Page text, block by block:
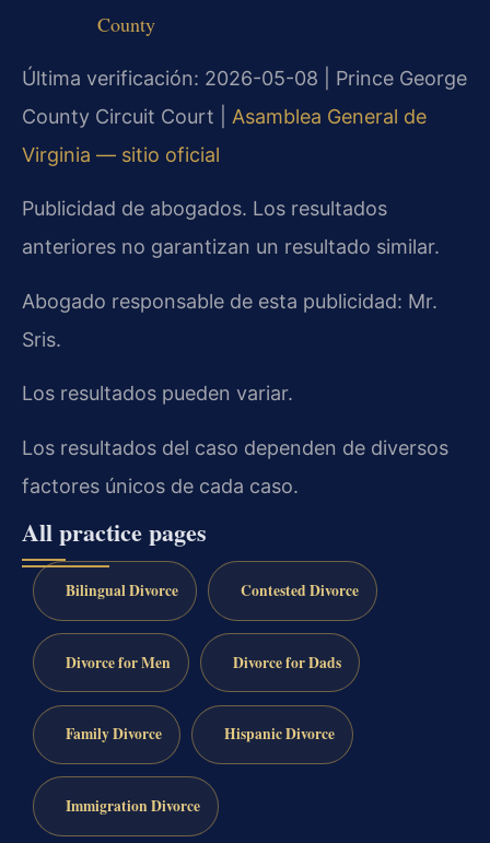
County
Última verificación: 2026-05-08 | Prince George
County Circuit Court | Asamblea General de
Virginia — sitio oficial
Publicidad de abogados. Los resultados
anteriores no garantizan un resultado similar.
Abogado responsable de esta publicidad: Mr.
Sris.
Los resultados pueden variar.
Los resultados del caso dependen de diversos
factores únicos de cada caso.
All practice pages
Bilingual Divorce Contested Divorce
Divorce for Men Divorce for Dads
Family Divorce Hispanic Divorce
Immigration Divorce